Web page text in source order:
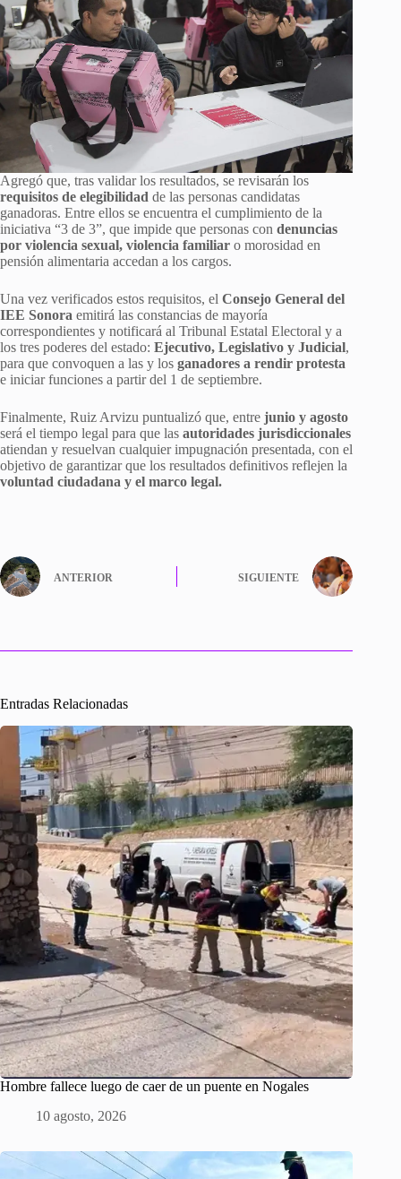
Agregó que, tras validar los resultados, se revisarán los
requisitos de elegibilidad de las personas candidatas
ganadoras. Entre ellos se encuentra el cumplimiento de la
iniciativa “3 de 3”, que impide que personas con denuncias
por violencia sexual, violencia familiar o morosidad en
pensión alimentaria accedan a los cargos.
Una vez verificados estos requisitos, el Consejo General del
IEE Sonora emitirá las constancias de mayoría
correspondientes y notificará al Tribunal Estatal Electoral y a
los tres poderes del estado: Ejecutivo, Legislativo y Judicial,
para que convoquen a las y los ganadores a rendir protesta
e iniciar funciones a partir del 1 de septiembre.
Finalmente, Ruiz Arvizu puntualizó que, entre junio y agosto
será el tiempo legal para que las autoridades jurisdiccionales
atiendan y resuelvan cualquier impugnación presentada, con el
objetivo de garantizar que los resultados definitivos reflejen la
voluntad ciudadana y el marco legal.
ANTERIOR SIGUIENTE
Entradas Relacionadas
Hombre fallece luego de caer de un puente en Nogales
10 agosto, 2026